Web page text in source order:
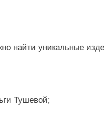
найти уникальные
Тушевой;